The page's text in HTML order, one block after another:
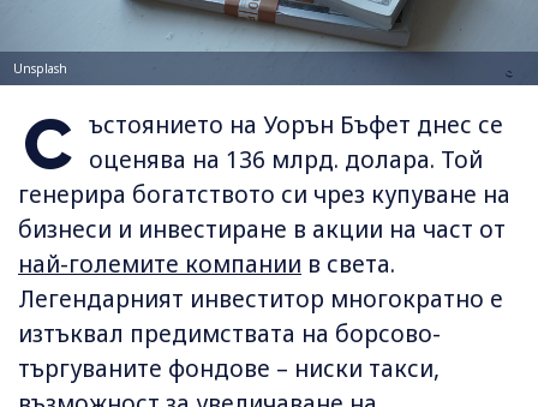
Unsplash
С ъстоянието на Уорън Бъфет днес се
оценява на 136 млрд. долара. Той
генерира богатството си чрез купуване на
бизнеси и инвестиране в акции на част от
най-големите компании в света.
Легендарният инвеститор многократно е
изтъквал предимствата на борсово-
търгуваните фондове – ниски такси,